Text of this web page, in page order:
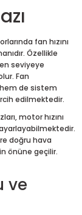
fan hızını
Özellikle
seviyeye
Fan
de sistem
edilmektedir.
motor hızını
doğru hava
önüne geçilir.
ve